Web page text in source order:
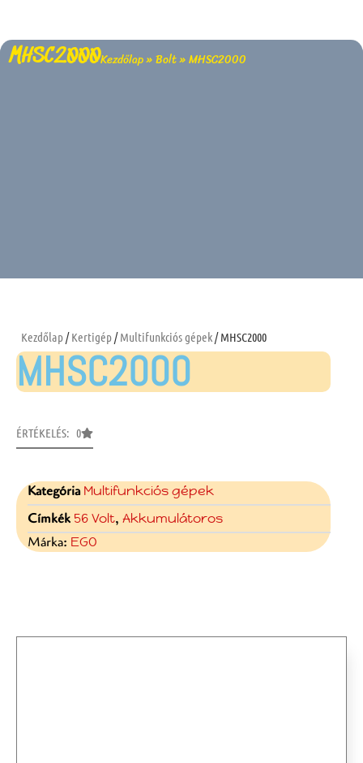
MHSC2000Kezdőlap»Bolt»MHSC2000
Kezdőlap/Kertigép/Multifunkciós gépek/ MHSC2000
MHSC2000
ÉRTÉKELÉS: 0
Kategória Multifunkciós gépek
Címkék 56 Volt, Akkumulátoros
Márka: EGO